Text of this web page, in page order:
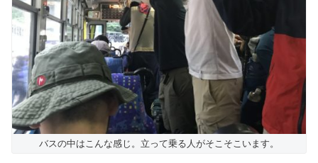
バスの中はこんな感じ。立って乗る人がそこそこいます。